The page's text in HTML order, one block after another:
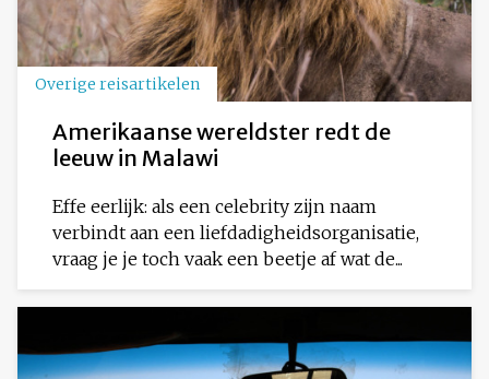
Overige reisartikelen
Amerikaanse wereldster redt de
leeuw in Malawi
Effe eerlijk: als een celebrity zijn naam
verbindt aan een liefdadigheidsorganisatie,
vraag je je toch vaak een beetje af wat de...